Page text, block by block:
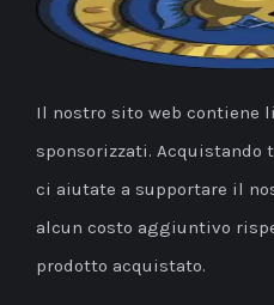
Il nostro sito web contiene
sponsorizzati.
ci aiutate a supportare il
alcun costo aggiuntivo
prodotto acquistato.